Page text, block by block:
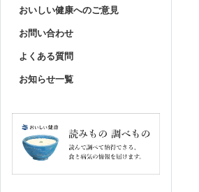
おいしい健康へのご意見
お問い合わせ
よくある質問
お知らせ一覧